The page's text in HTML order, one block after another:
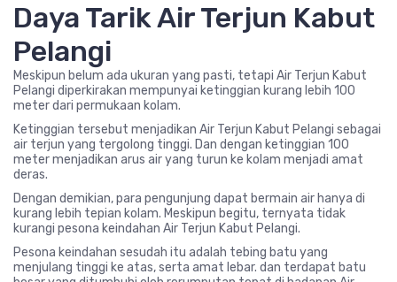
Daya Tarik Air Terjun Kabut
Pelangi
Meskipun belum ada ukuran yang pasti, tetapi Air Terjun Kabut
Pelangi diperkirakan mempunyai ketinggian kurang lebih 100
meter dari permukaan kolam.
Ketinggian tersebut menjadikan Air Terjun Kabut Pelangi sebagai
air terjun yang tergolong tinggi. Dan dengan ketinggian 100
meter menjadikan arus air yang turun ke kolam menjadi amat
deras.
Dengan demikian, para pengunjung dapat bermain air hanya di
kurang lebih tepian kolam. Meskipun begitu, ternyata tidak
kurangi pesona keindahan Air Terjun Kabut Pelangi.
Pesona keindahan sesudah itu adalah tebing batu yang
menjulang tinggi ke atas, serta amat lebar. dan terdapat batu